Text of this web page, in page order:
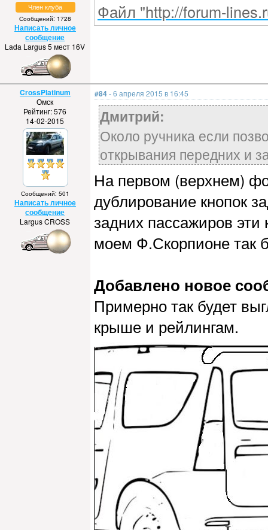
Член клуба
Сообщений: 1728
Написать личное
сообщение
Lada Largus 5 мест 16V
Файл "http://forum-
CrossPlatinum
Омск
Рейтинг: 576
14-02-2015
Сообщений: 501
Написать личное
сообщение
Largus CROSS
#84- 6 апреля 2015 в 16:45
Дмитрий:
Около ручника если
открывания передних и
На первом (верхнем)
дублирование кнопок
задних пассажиров
моем Ф.Скорпионе так
Добавлено новое
Примерно так будет
крыше и рейлингам.